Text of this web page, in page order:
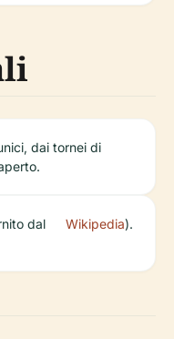
dai tornei di
dal
Wikipedia).